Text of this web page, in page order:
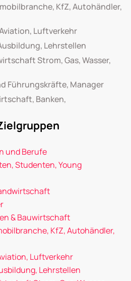
KfZ, Autohändler,
Luftverkehr
Lehrstellen
Strom, Gas, Wasser,
Führungskräfte, Manager
Banken,
und Berufe
Studenten, Young
& Bauwirtschaft
KfZ, Autohändler,
Luftverkehr
Lehrstellen